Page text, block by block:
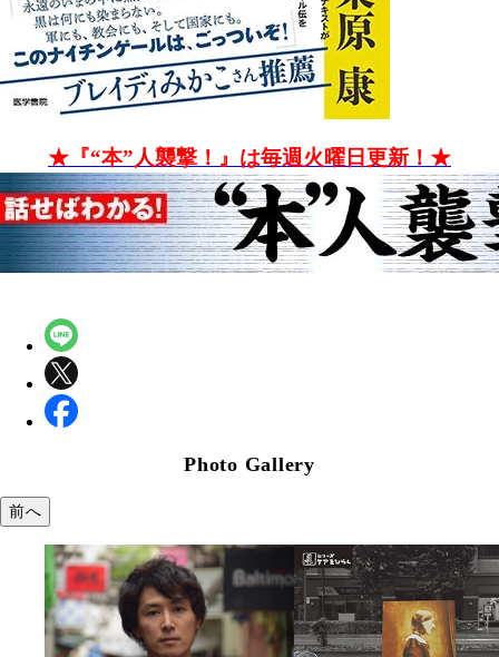
★『“本”人襲撃！』は毎週火曜日更新！★
Photo Gallery
前へ